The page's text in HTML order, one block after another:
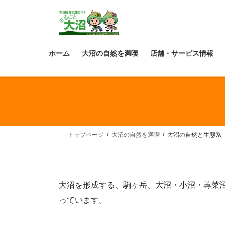
ホーム 大沼の自然を満喫 店舗・サービス情報
トップページ 大沼の自然を満喫 大沼の自然と生態系
大沼を形成する、駒ヶ岳、大沼・小沼・蓴菜
っています。